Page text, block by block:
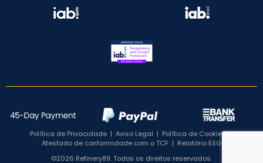
Política de Privacidade | Aviso Legal | Política de Cookies|
Atestado de conformidade com o TCF | Relatório ESG
©2026 Refinery89. Todos os direitos reservados.